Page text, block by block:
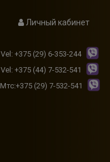
Vel: +375 (29) 6-353-244
Vel: +375 (44) 7-532-541
Мтс:+375 (29) 7-532-541
Личный кабинет